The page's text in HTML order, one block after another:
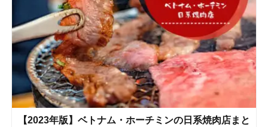
【2023年版】ベトナム・ホーチミンの日系焼肉店まと